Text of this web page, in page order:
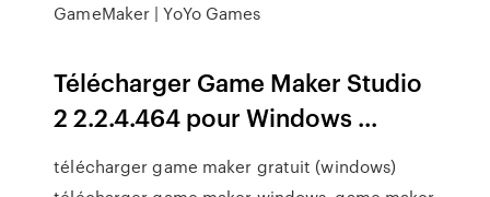
GameMaker | YoYo Games
Télécharger Game Maker Studio
2 2.2.4.464 pour Windows ...
télécharger game maker gratuit (windows)